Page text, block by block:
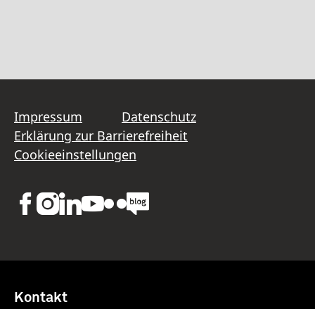
Impressum
Datenschutz
Erklärung zur Barrierefreiheit
Cookieeinstellungen
Kontakt